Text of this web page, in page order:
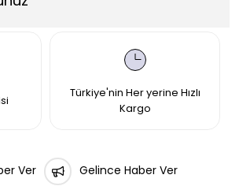
Türkiye'nin Her yerine Hızlı
Kargo
Ver Gelince Haber Ver